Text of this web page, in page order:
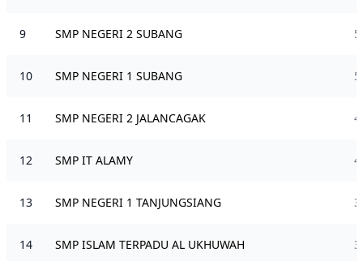
9 SMP NEGERI 2 SUBANG 5
10 SMP NEGERI 1 SUBANG 5
11 SMP NEGERI 2 JALANCAGAK 4
12 SMP IT ALAMY 4
13 SMP NEGERI 1 TANJUNGSIANG 3
14 SMP ISLAM TERPADU AL UKHUWAH 3